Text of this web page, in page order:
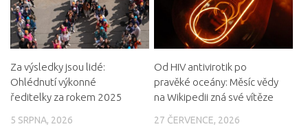
Za výsledky jsou lidé:
Ohlédnutí výkonné
ředitelky za rokem 2025
5 SRPNA, 2026
Od HIV antivirotik po
pravěké oceány: Měsíc vědy
na Wikipedii zná své vítěze
27 ČERVENCE, 2026